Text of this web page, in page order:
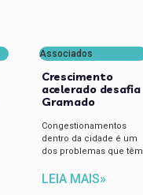
Associados
Crescimento
acelerado desafia
Gramado
Congestionamentos
dentro da cidade é um
dos problemas que têm
LEIA MAIS»